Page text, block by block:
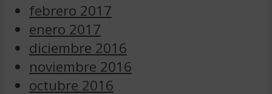
febrero 2017
enero 2017
diciembre 2016
noviembre 2016
octubre 2016